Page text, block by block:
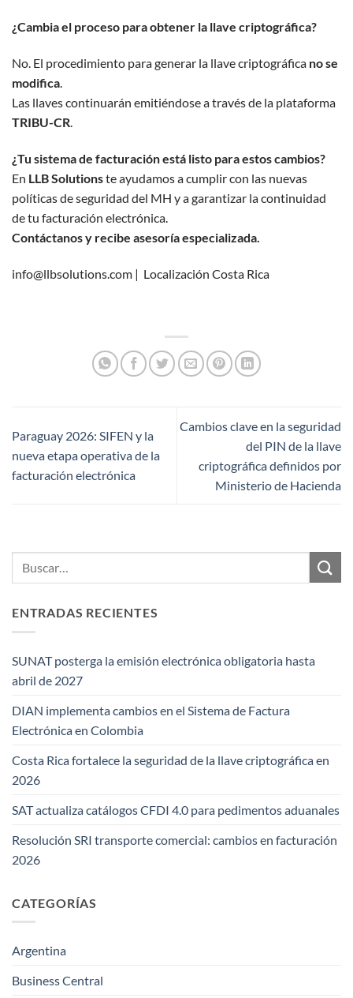
¿Cambia el proceso para obtener la llave criptográfica?
No. El procedimiento para generar la llave criptográfica no se
modifica.
Las llaves continuarán emitiéndose a través de la plataforma
TRIBU-CR.
¿Tu sistema de facturación está listo para estos cambios?
En LLB Solutionste ayudamos a cumplir con las nuevas
políticas de seguridad del MH y a garantizar la continuidad
de tu facturación electrónica.
Contáctanos y recibe asesoría especializada.
info@llbsolutions.com | Localización Costa Rica
Paraguay 2026: SIFEN y la
nueva etapa operativa de la
facturación electrónica
Cambios clave en la seguridad
del PIN de la llave
criptográfica definidos por
Ministerio de Hacienda
ENTRADAS RECIENTES
SUNAT posterga la emisión electrónica obligatoria hasta
abril de 2027
DIAN implementa cambios en el Sistema de Factura
Electrónica en Colombia
Costa Rica fortalece la seguridad de la llave criptográfica en
2026
SAT actualiza catálogos CFDI 4.0 para pedimentos aduanales
Resolución SRI transporte comercial: cambios en facturación
2026
CATEGORÍAS
Argentina
Business Central